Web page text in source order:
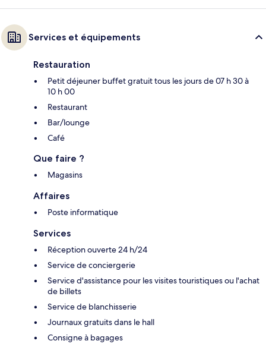
Services et équipements
Restauration
Petit déjeuner buffet gratuit tous les jours de 07 h 30 à
10 h 00
Restaurant
Bar/lounge
Café
Que faire ?
Magasins
Affaires
Poste informatique
Services
Réception ouverte 24 h/24
Service de conciergerie
Service d'assistance pour les visites touristiques ou l'achat
de billets
Service de blanchisserie
Journaux gratuits dans le hall
Consigne à bagages